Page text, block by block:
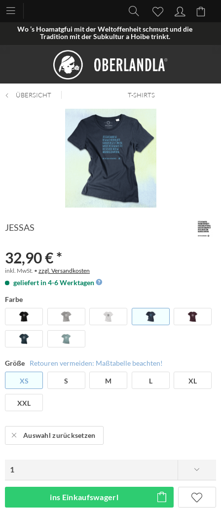
Wo ’s Hoamatgfui mit der Weltoffenheit schmust und die
Tradition mit der Subkultur a Hoibe trinkt.
ÜBERSICHT T-SHIRTS
JESSAS
32,90 € *
inkl. MwSt. • zzgl. Versandkosten
geliefert in 4-6 Werktagen
Farbe
Größe Retouren vermeiden: Maßtabelle beachten!
XS S M L XL
XXL
Auswahl zurücksetzen
ins Einkaufswagerl